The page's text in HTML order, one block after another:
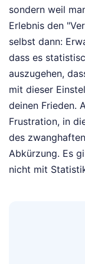
sondern weil
Erlebnis den
selbst dann:
dass es
auszugehen,
mit dieser
deinen Frieden.
Frustration, in
des
Abkürzung. Es
nicht mit